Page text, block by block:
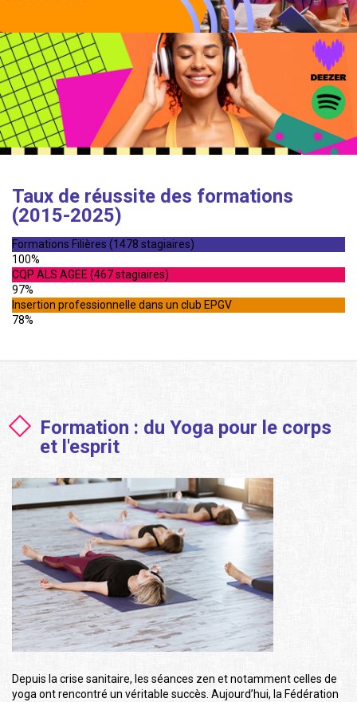
Taux de réussite des formations
(2015-2025)
Formations Filières (1478 stagiaires)
100%
CQP ALS AGEE (467 stagiaires)
97%
Insertion professionnelle dans un club EPGV
78%
Formation : du Yoga pour le corps
et l'esprit
Depuis la crise sanitaire, les séances zen et notamment celles de
yoga ont rencontré un véritable succès. Aujourd’hui, la Fédération